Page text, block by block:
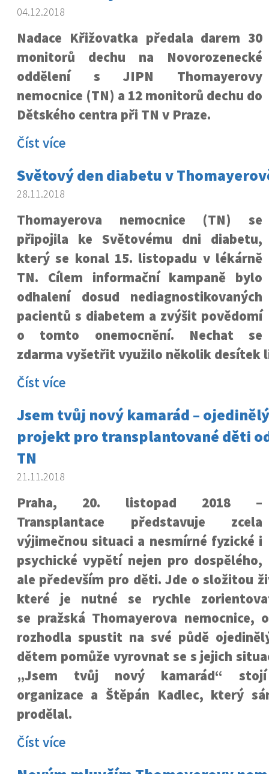
04.12.2018
Nadace Křižovatka předala darem 30
monitorů dechu na Novorozenecké
oddělení s JIPN Thomayerovy
nemocnice (TN) a 12 monitorů dechu do
Dětského centra při TN v Praze.
Číst více
Světový den diabetu v
28.11.2018
Thomayerova nemocnice (TN) se
připojila ke Světovému dni diabetu,
který se konal 15. listopadu v lékárně
TN. Cílem informační kampaně bylo
odhalení dosud nediagnostikovaných
pacientů s diabetem a zvýšit povědomí
o tomto onemocnění. Nechat se
zdarma vyšetřit využilo několik desítek
Číst více
Jsem tvůj nový kamarád –
projekt pro transplantované děti
TN
21.11.2018
Praha, 20. listopad 2018 –
Transplantace představuje zcela
výjimečnou situaci a nesmírné fyzické i
psychické vypětí nejen pro dospělého,
ale především pro děti. Jde o složitou
které je nutné se rychle
se pražská Thomayerova nemocnice,
rozhodla spustit na své půdě
dětem pomůže vyrovnat se s jejich
„Jsem tvůj nový kamarád“ stojí
organizace a Štěpán Kadlec, který
prodělal.
Číst více